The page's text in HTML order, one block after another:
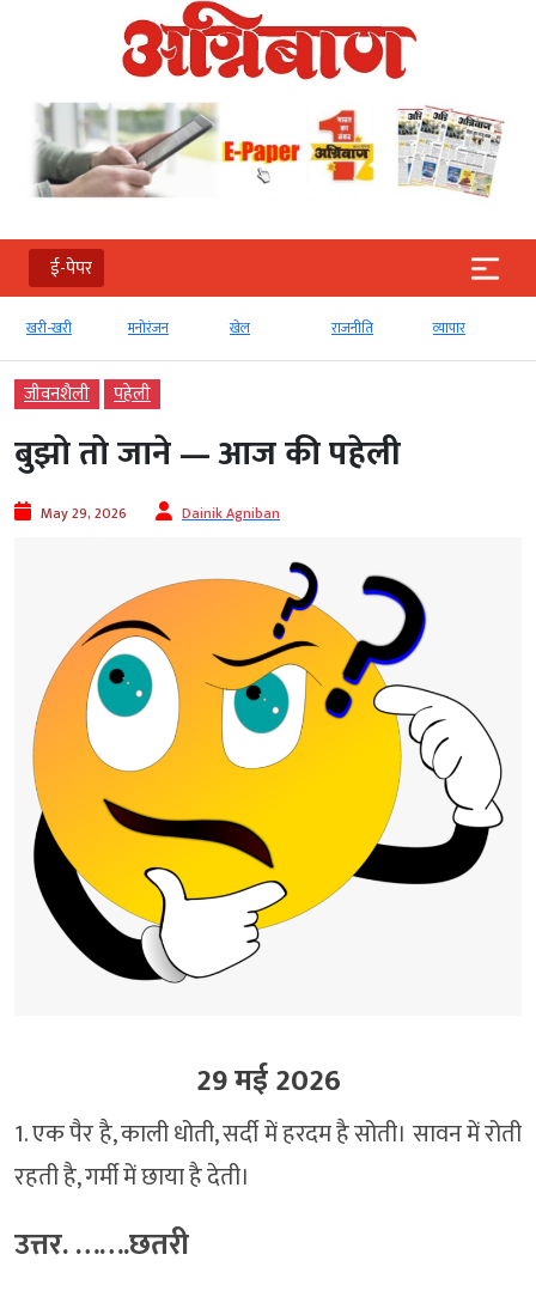
ई-पेपर
खरी-खरी मनोरंजन खेल राजनीति व्‍यापार
जीवनशैली पहेली
बुझो तो जाने — आज की पहेली
May 29, 2026 Dainik Agniban
29 मई 2026
1. एक पैर है, काली धोती, सर्दी में हरदम है सोती। सावन में रोती
रहती है, गर्मी में छाया है देती।
उत्तर. …….छतरी